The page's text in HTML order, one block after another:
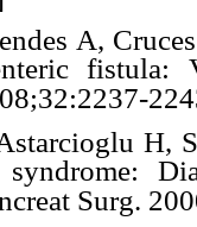
A,
H,
Surg.